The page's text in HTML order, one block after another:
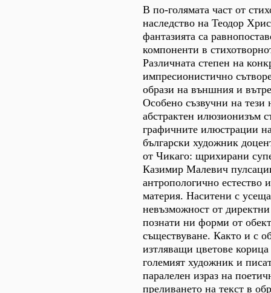
В по-голямата част от
наследство на Теодор
фантазията са
компоненти в
Различната степен на
импресионистично
образи на външния и
Особено съзвучни на тези
абстрактен илюзионизъм
графичните илюстрации
български художник
от Чикаго: щрихирани
Казимир Малевич
антропологично естество
материя. Наситени с
невъзможност от
познати ни форми от
съществуване. Както и с
изтляващи цветове корица
големият художник и
паралелен израз на
преливането на текст в